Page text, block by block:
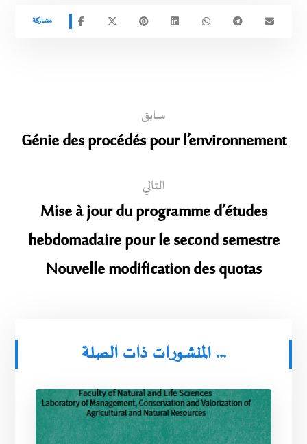
سابق
Génie des procédés pour l’environnement
التالي
Mise à jour du programme d’études
hebdomadaire pour le second semestre
Nouvelle modification des quotas
المنشورات ذات الصلة ...